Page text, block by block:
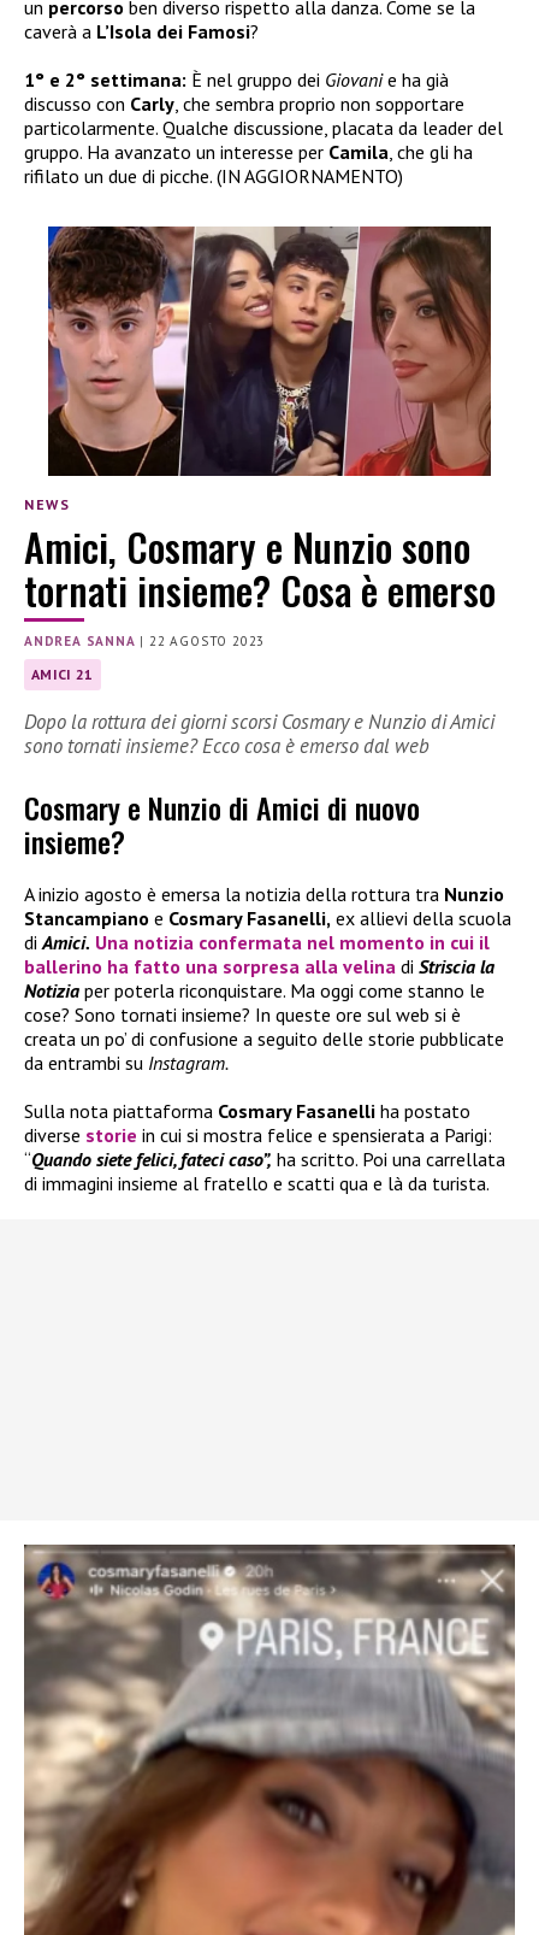
un percorso ben diverso rispetto alla danza. Come se la
caverà a L’Isola dei Famosi?
1° e 2° settimana: È nel gruppo dei Giovanie ha già
discusso con Carly, che sembra proprio non sopportare
particolarmente. Qualche discussione, placata da leader del
gruppo. Ha avanzato un interesse per Camila, che gli ha
rifilato un due di picche. (IN AGGIORNAMENTO)
NEWS
Amici, Cosmary e Nunzio sono
tornati insieme? Cosa è emerso
ANDREA SANNA | 22 AGOSTO 2023
AMICI 21
Dopo la rottura dei giorni scorsi Cosmary e Nunzio di Amici
sono tornati insieme? Ecco cosa è emerso dal web
Cosmary e Nunzio di Amici di nuovo
insieme?
A inizio agosto è emersa la notizia della rottura tra Nunzio
Stancampiano e Cosmary Fasanelli, ex allievi della scuola
di Amici. Una notizia confermata nel momento in cui il
ballerino ha fatto una sorpresa alla velina di Striscia la
Notizia per poterla riconquistare. Ma oggi come stanno le
cose? Sono tornati insieme? In queste ore sul web si è
creata un po’ di confusione a seguito delle storie pubblicate
da entrambi su Instagram.
Sulla nota piattaforma Cosmary Fasanelli ha postato
diverse storie in cui si mostra felice e spensierata a Parigi:
“Quando siete felici, fateci caso”, ha scritto. Poi una carrellata
di immagini insieme al fratello e scatti qua e là da turista.